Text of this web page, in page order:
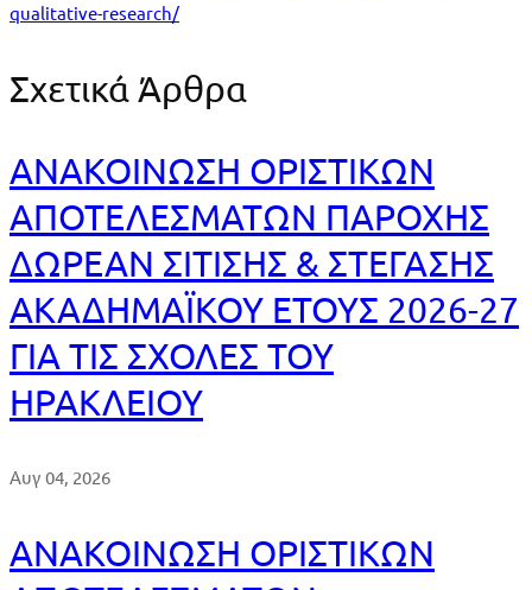
qualitative-research/
Σχετικά Άρθρα
ΑΝΑΚΟΙΝΩΣΗ ΟΡΙΣΤΙΚΩΝ
ΑΠΟΤΕΛΕΣΜΑΤΩΝ ΠΑΡΟΧΗΣ
ΔΩΡΕΑΝ ΣΙΤΙΣΗΣ & ΣΤΕΓΑΣΗΣ
ΑΚΑΔΗΜΑΪΚΟΥ ΕΤΟΥΣ 2026-27
ΓΙΑ ΤΙΣ ΣΧΟΛΕΣ ΤΟΥ
ΗΡΑΚΛΕΙΟΥ
Αυγ 04, 2026
ΑΝΑΚΟΙΝΩΣΗ ΟΡΙΣΤΙΚΩΝ